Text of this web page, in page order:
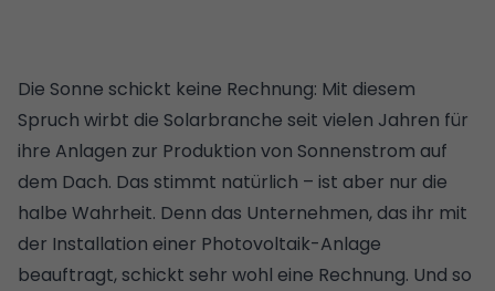
Die Sonne schickt keine Rechnung: Mit diesem
Spruch wirbt die Solarbranche seit vielen Jahren für
ihre Anlagen zur Produktion von Sonnenstrom auf
dem Dach. Das stimmt natürlich – ist aber nur die
halbe Wahrheit. Denn das Unternehmen, das ihr mit
der Installation einer Photovoltaik-Anlage
beauftragt, schickt sehr wohl eine Rechnung. Und so